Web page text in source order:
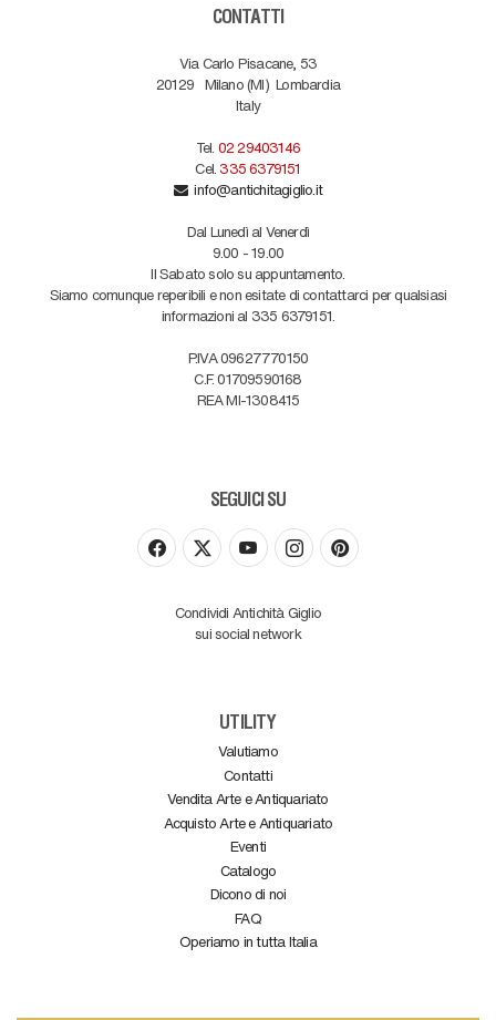
CONTATTI
Via Carlo Pisacane, 53
20129 Milano (MI) Lombardia
Italy
Tel. 02 29403146
Cel. 335 6379151
info@antichitagiglio.it
Dal Lunedì al Venerdì
9.00 - 19.00
Il Sabato solo su appuntamento.
Siamo comunque reperibili e non esitate di contattarci per qualsiasi
informazioni al 335 6379151.
P.IVA 09627770150
C.F. 01709590168
REA MI-1308415
SEGUICI SU
Condividi Antichità Giglio
sui social network
UTILITY
Valutiamo
Contatti
Vendita Arte e Antiquariato
Acquisto Arte e Antiquariato
Eventi
Catalogo
Dicono di noi
FAQ
Operiamo in tutta Italia